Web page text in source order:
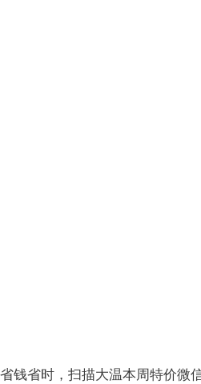
省钱省时，扫描大温本周特价微